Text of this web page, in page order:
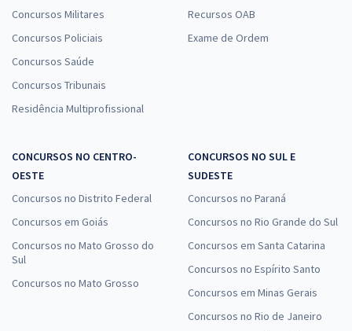
Concursos Militares
Concursos Policiais
Concursos Saúde
Concursos Tribunais
Residência Multiprofissional
Recursos OAB
Exame de Ordem
CONCURSOS NO CENTRO-
OESTE
Concursos no Distrito Federal
Concursos em Goiás
Concursos no Mato Grosso do
Sul
Concursos no Mato Grosso
CONCURSOS NO SUL E
SUDESTE
Concursos no Paraná
Concursos no Rio Grande do Sul
Concursos em Santa Catarina
Concursos no Espírito Santo
Concursos em Minas Gerais
Concursos no Rio de Janeiro